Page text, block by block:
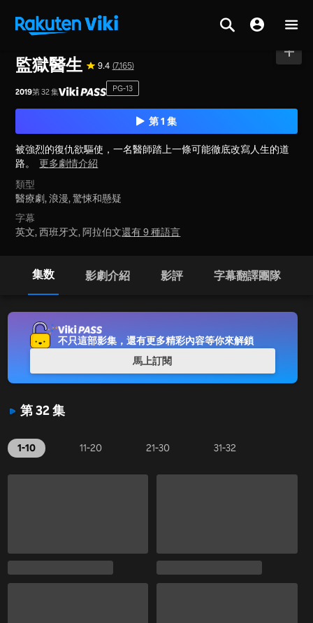
監獄醫生 9.4 (7,165)
2019第 32 集 PG-13
第 1 集
被強烈的復仇欲驅使，一名醫師踏上一條可能徹底改寫人生的道
路。
更多劇情介紹
類型
醫療劇,浪漫,驚悚和懸疑
字幕
英文, 西班牙文, 阿拉伯文還有 9 種語言
集数 影劇介紹 影評 字幕翻譯團隊
第 32 集
1-10 11-20 21-30 31-32
不只這部影集，還有更多精彩內容等你來解鎖
馬上訂閱